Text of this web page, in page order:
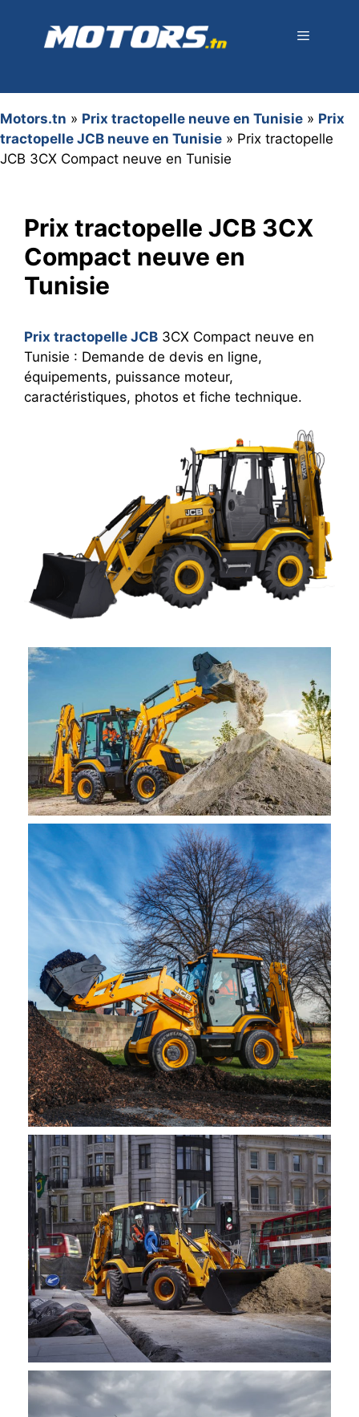
contenu
Motors.tn » Prix tractopelle neuve en Tunisie » Prix
tractopelle JCB neuve en Tunisie » Prix tractopelle
JCB 3CX Compact neuve en Tunisie
Prix tractopelle JCB 3CX
Compact neuve en
Tunisie
Prix tractopelle JCB 3CX Compact neuve en
Tunisie : Demande de devis en ligne,
équipements, puissance moteur,
caractéristiques, photos et fiche technique.